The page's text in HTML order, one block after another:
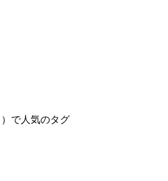
）で人気のタグ